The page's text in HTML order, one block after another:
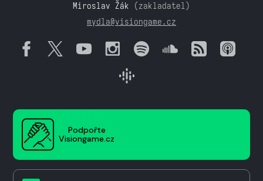
Miroslav Žák (zakladatel)
mydla@visiongame.cz
Podpořte
Visiongame.cz